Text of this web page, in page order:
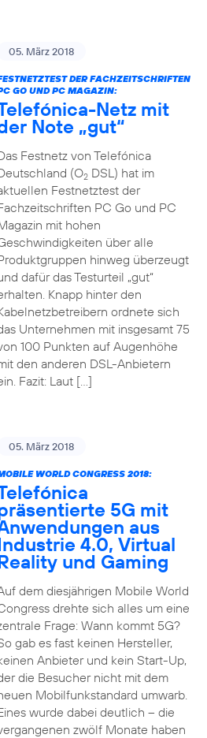
05. März 2018
DER FACHZEITSCHRIFTEN
GO UND PC MAGAZIN:
Netz mit
Note „gut“
Festnetz von Telefónica
(O2DSL) hat im
Festnetztest der
PC Go und PC
mit hohen
über alle
hinweg überzeugt
dafür das Testurteil „gut“
Knapp hinter den
ordnete sich
Unternehmen mit insgesamt 75
100 Punkten auf Augenhöhe
den anderen DSL-Anbietern
Fazit: Laut […]
05. März 2018
WORLD CONGRESS 2018:
5G mit
aus
4.0, Virtual
und Gaming
dem diesjährigen Mobile World
drehte sich alles um eine
Frage: Wann kommt 5G?
gab es fast keinen Hersteller,
Anbieter und kein Start-Up,
die Besucher nicht mit dem
Mobilfunkstandard umwarb.
wurde dabei deutlich – die
zwölf Monate haben